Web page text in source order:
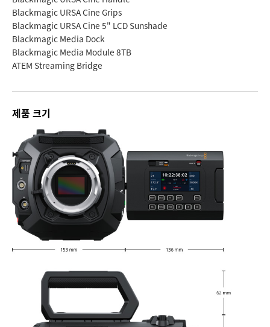
Blackmagic URSA Cine Grips
Blackmagic URSA Cine 5" LCD Sunshade
Blackmagic Media Dock
Blackmagic Media Module 8TB
ATEM Streaming Bridge
제품 크기